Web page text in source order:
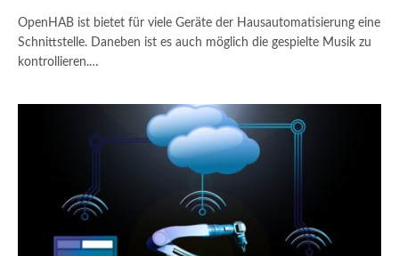
OpenHAB ist bietet für viele Geräte der Hausautomatisierung eine
Schnittstelle. Daneben ist es auch möglich die gespielte Musik zu
kontrollieren.…